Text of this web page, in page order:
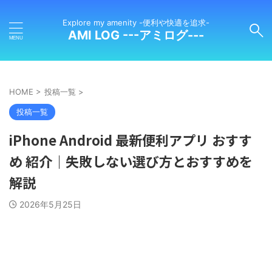
Explore my amenity -便利や快適を追求-
AMI LOG ---アミログ---
HOME > 投稿一覧 >
投稿一覧
iPhone Android 最新便利アプリ おすす
め 紹介｜失敗しない選び方とおすすめを
解説
2026年5月25日